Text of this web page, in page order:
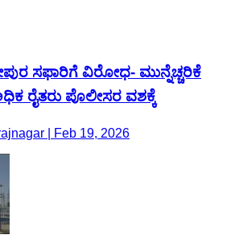
ಸಫಾರಿಗೆ ವಿರೋಧ- ಮುನ್ನೆಚ್ಚರಿಕೆ
ರೈತರು ಪೊಲೀಸರ ವಶಕ್ಕೆ
| Feb 19, 2026